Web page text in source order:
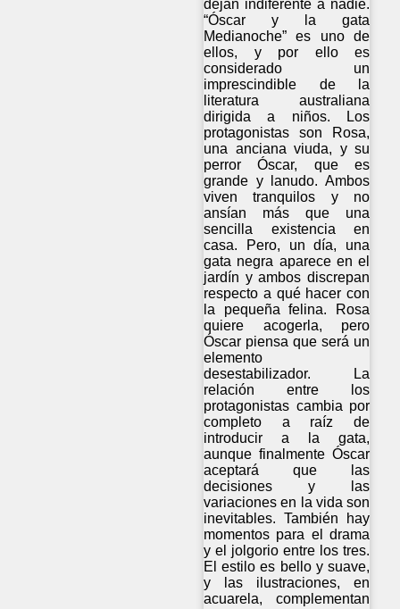
dejan indiferente a nadie.
“Óscar y la gata
Medianoche” es uno de
ellos, y por ello es
considerado un
imprescindible de la
literatura australiana
dirigida a niños. Los
protagonistas son Rosa,
una anciana viuda, y su
perror Óscar, que es
grande y lanudo. Ambos
viven tranquilos y no
ansían más que una
sencilla existencia en
casa. Pero, un día, una
gata negra aparece en el
jardín y ambos discrepan
respecto a qué hacer con
la pequeña felina. Rosa
quiere acogerla, pero
Óscar piensa que será un
elemento
desestabilizador. La
relación entre los
protagonistas cambia por
completo a raíz de
introducir a la gata,
aunque finalmente Óscar
aceptará que las
decisiones y las
variaciones en la vida son
inevitables. También hay
momentos para el drama
y el jolgorio entre los tres.
El estilo es bello y suave,
y las ilustraciones, en
acuarela, complementan